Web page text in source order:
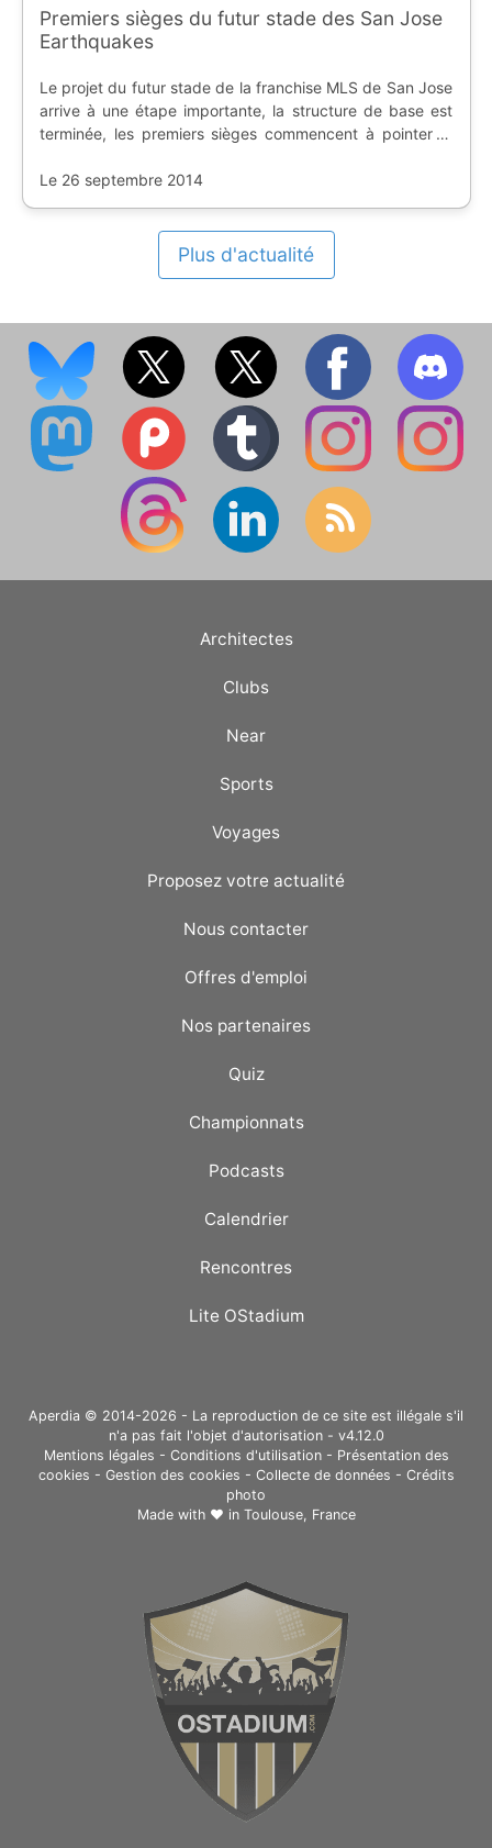
Premiers sièges du futur stade des San Jose
Earthquakes
Le projet du futur stade de la franchise MLS de San Jose
arrive à une étape importante, la structure de base est
terminée, les premiers sièges commencent à pointer le
Le 26 septembre 2014
Plus d'actualité
Architectes
Clubs
Near
Sports
Voyages
Proposez votre actualité
Nous contacter
Offres d'emploi
Nos partenaires
Quiz
Championnats
Podcasts
Calendrier
Rencontres
Lite OStadium
Aperdia © 2014-2026 - La reproduction de ce site est illégale s'il
n'a pas fait l'objet d'autorisation - v4.12.0
Mentions légales - Conditions d'utilisation- Présentation des
cookies - Gestion des cookies - Collecte de données - Crédits
photo
Made with ❤ in Toulouse, France